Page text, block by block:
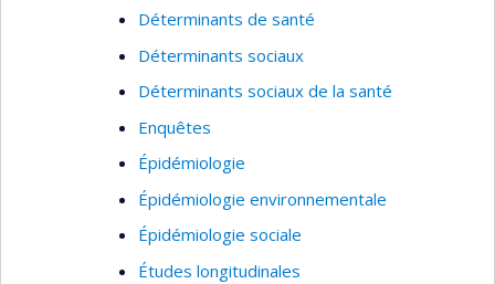
Déterminants de santé
Déterminants sociaux
Déterminants sociaux de la santé
Enquêtes
Épidémiologie
Épidémiologie environnementale
Épidémiologie sociale
Études longitudinales